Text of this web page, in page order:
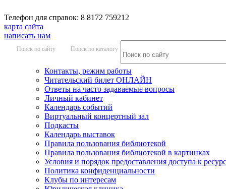
Телефон для справок: 8 8172 759212
карта сайта
написать нам
Поиск по сайту Поиск по каталогу
Контакты, режим работы
Читательский билет ОНЛАЙН
Ответы на часто задаваемые вопросы
Личный кабинет
Календарь событий
Виртуальный концертный зал
Подкасты
Календарь выставок
Правила пользования библиотекой
Правила пользования библиотекой в картинках
Условия и порядок предоставления доступа к
Политика конфиденциальности
Клубы по интересам